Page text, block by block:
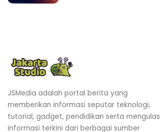
JSMedia adalah portal berita yang
memberikan informasi seputar teknologi,
tutorial, gadget, pendidikan serta mengulas
informasi terkini dari berbagai sumber